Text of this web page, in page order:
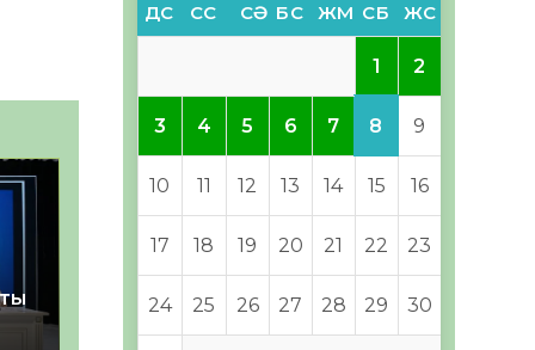
ДС СС СӘ БС ЖМ СБ ЖС
1 2
3 4 5 6 7 8 9
10 11 12 13 14 15 16
17 18 19 20 21 22 23
24 25 26 27 28 29 30